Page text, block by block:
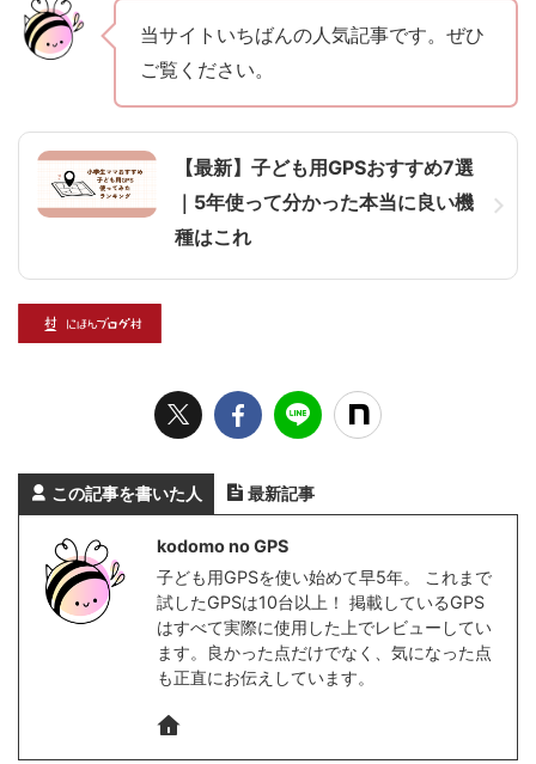
当サイトいちばんの人気記事です。ぜひ
ご覧ください。
【最新】子ども用GPSおすすめ7選
｜5年使って分かった本当に良い機
種はこれ
この記事を書いた人 最新記事
kodomo no GPS
子ども用GPSを使い始めて早5年。 これまで
試したGPSは10台以上！ 掲載しているGPS
はすべて実際に使用した上でレビューしてい
ます。良かった点だけでなく、気になった点
も正直にお伝えしています。